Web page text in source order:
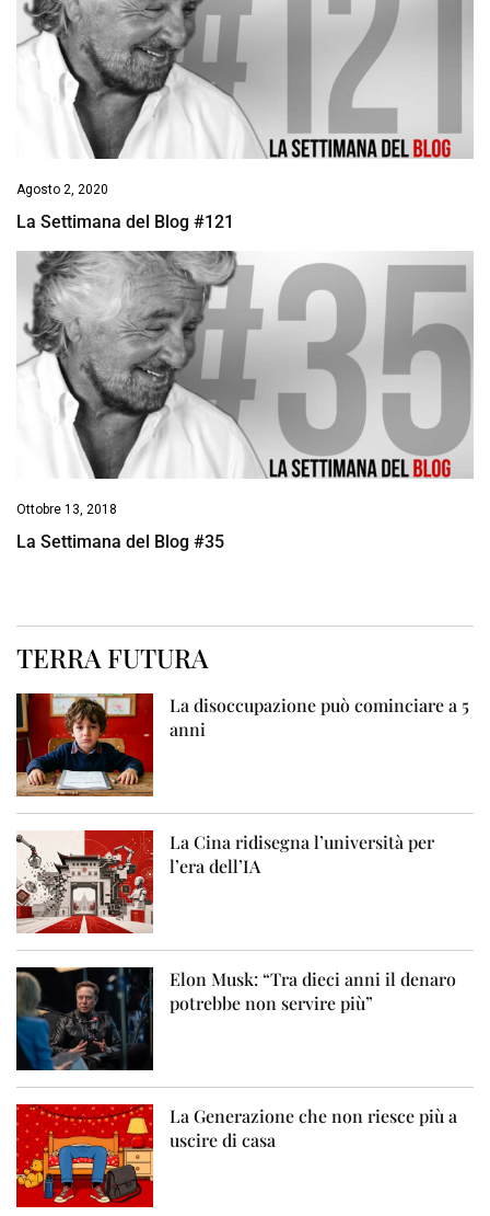
Agosto 2, 2020
La Settimana del Blog #121
Ottobre 13, 2018
La Settimana del Blog #35
TERRA FUTURA
La disoccupazione può cominciare a 5
anni
La Cina ridisegna l’università per
l’era dell’IA
Elon Musk: “Tra dieci anni il denaro
potrebbe non servire più”
La Generazione che non riesce più a
uscire di casa